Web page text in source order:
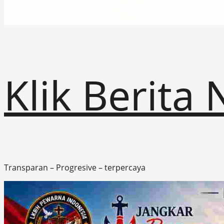
Klik Berita
Transparan – Progresive – terpercaya